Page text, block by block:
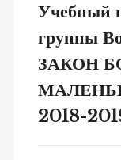
Учебный
группы
ЗАКОН
2018-